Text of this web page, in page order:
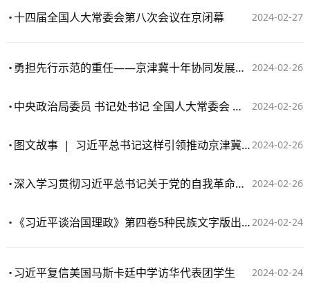
2024-02-27
十四届全国人大常委会第八次会议在京闭幕
2024-02-26
勇担先行示范的重任——京津冀十年协同发展谱新篇
2024-02-26
中央政治局委员 书记处书记 全国人大常委会 国务院 全国政协党组成员 最高人民法院 最高人民检察院党组书记向党中央和习近平总书记述职
2024-02-26
图文故事 | 习近平总书记这样引领推动京津冀协同发展
2024-02-26
深入学习贯彻习近平总书记关于党的自我革命的重要思想 纵深推进新征程纪检监察工作高质量发展
2024-02-24
《习近平谈治国理政》第四卷5种民族文字版出版发行
2024-02-24
习近平复信美国马斯卡廷中学访华代表团学生